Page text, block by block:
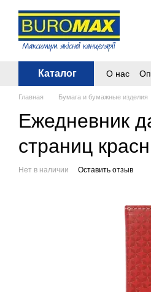
Перейти к основному контенту
Каталог О нас
Главная Бумага и бумажные изделия
Ежедневник
страниц
Нет в наличии Оставить отзыв